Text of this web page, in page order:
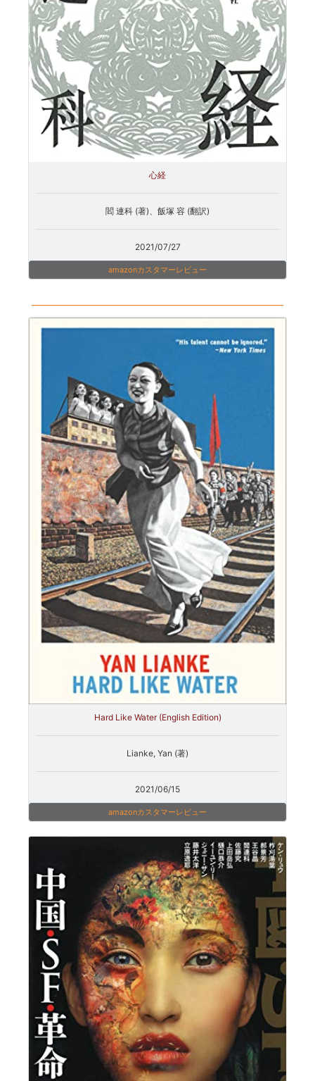
心経
閻 連科 (著)、飯塚 容 (翻訳)
2021/07/27
amazonカスタマーレビュー
Hard Like Water (English Edition)
Lianke, Yan (著)
2021/06/15
amazonカスタマーレビュー